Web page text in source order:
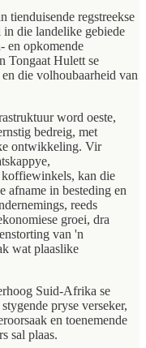
regstreekse
in die landelike gebiede
en opkomende
Tongaat Hulett se
die volhoubaarheid van
word oeste,
bedreig, met
ontwikkeling. Vir
koffiewinkels, kan die
afname in besteding en
reeds
groei, dra
van 'n
wat plaaslike
Suid-Afrika se
pryse verseker,
en toenemende
sal plaas.